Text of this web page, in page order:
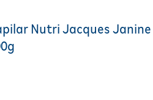
Nutri Jacques Janine